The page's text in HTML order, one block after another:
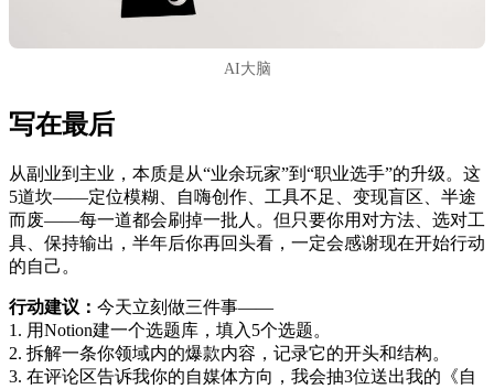
AI大脑
写在最后
从副业到主业，本质是从“业余玩家”到“职业选手”的升级。这
5道坎——定位模糊、自嗨创作、工具不足、变现盲区、半途
而废——每一道都会刷掉一批人。但只要你用对方法、选对工
具、保持输出，半年后你再回头看，一定会感谢现在开始行动
的自己。
行动建议： 今天立刻做三件事——
1. 用Notion建一个选题库，填入5个选题。
2. 拆解一条你领域内的爆款内容，记录它的开头和结构。
3. 在评论区告诉我你的自媒体方向，我会抽3位送出我的《自